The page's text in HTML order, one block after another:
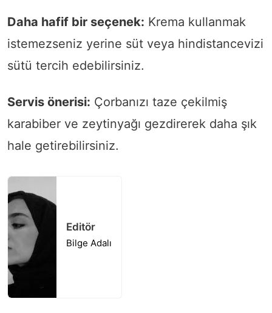
Daha hafif bir seçenek: Krema kullanmak
istemezseniz yerine süt veya hindistancevizi
sütü tercih edebilirsiniz.
Servis önerisi: Çorbanızı taze çekilmiş
karabiber ve zeytinyağı gezdirerek daha şık
hale getirebilirsiniz.
Editör
Bilge Adalı